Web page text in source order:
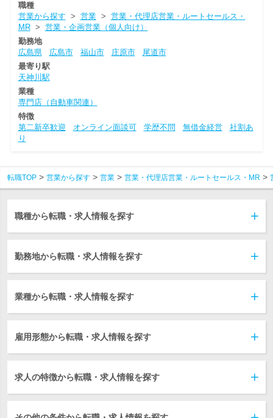
職種
営業から探す > 営業> 営業・代理店営業・ルートセールス・
MR> 営業・企画営業（個人向け）
勤務地
広島県
広島市 福山市 庄原市
尾道市
最寄り駅
天神川駅
業種
専門店（自動車関連）
特徴
第二新卒歓迎
オンライン面談可 学歴不問 無借金経営
社割あ
り
転職TOP 営業から探す 営業 営業・代理店営業・ルートセールス・MR
職種から転職・求人情報を探す
勤務地から転職・求人情報を探す
業種から転職・求人情報を探す
雇用形態から転職・求人情報を探す
求人の特徴から転職・求人情報を探す